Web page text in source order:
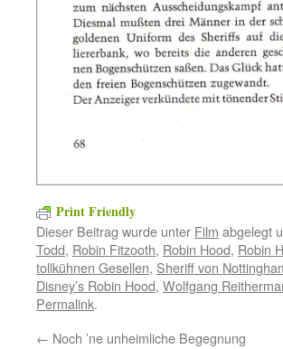
Print Friendly
Dieser Beitrag wurde unter Film abgelegt
Todd, Robin Fitzooth, Robin Hood, Robin
tollkühnen Gesellen, Sheriff von
Disney’s Robin Hood, Wolfgang
Permalink.
← Noch ’ne unheimliche Begegnung